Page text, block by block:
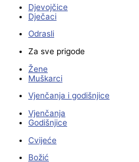
Djevojčice
Dječaci
Odrasli
Za sve prigode
Žene
Muškarci
Vjenčanja i godišnjice
Vjenčanja
Godišnjice
Cvijeće
Božić